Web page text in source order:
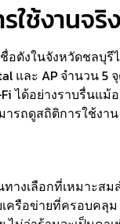
ใช้งานจริง
อดังในจังหวัดชลบุรี
และ AP จำนวน 5
ได้อย่างราบรื่นแม้
ารถดูสถิติการใช้งา
ทางเลือกที่เหมาะส
ครือข่ายที่ครอบคลุม